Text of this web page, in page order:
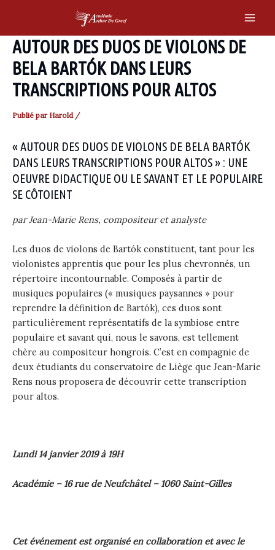
content
AUTOUR DES DUOS DE VIOLONS DE
BELA BARTÓK DANS LEURS
TRANSCRIPTIONS POUR ALTOS
Publié par Harold /
« AUTOUR DES DUOS DE VIOLONS DE BELA BARTÓK
DANS LEURS TRANSCRIPTIONS POUR ALTOS » : UNE
OEUVRE DIDACTIQUE OU LE SAVANT ET LE POPULAIRE
SE CÔTOIENT
par Jean-Marie Rens, compositeur et analyste
Les duos de violons de Bartók constituent, tant pour les
violonistes apprentis que pour les plus chevronnés, un
répertoire incontournable. Composés à partir de
musiques populaires (« musiques paysannes » pour
reprendre la définition de Bartók), ces duos sont
particulièrement représentatifs de la symbiose entre
populaire et savant qui, nous le savons, est tellement
chère au compositeur hongrois. C’est en compagnie de
deux étudiants du conservatoire de Liège que Jean-Marie
Rens nous proposera de découvrir cette transcription
pour altos.
Lundi 14 janvier 2019 à 19H
Académie – 16 rue de Neufchâtel – 1060 Saint-Gilles
Cet événement est organisé en collaboration et avec le